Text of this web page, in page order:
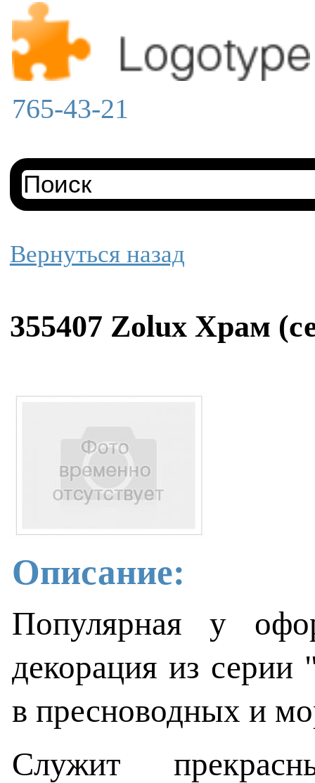
765-43-21
Вернуться назад
355407 Zolux Храм
Описание:
Популярная у
декорация из
в пресноводных и
Служит